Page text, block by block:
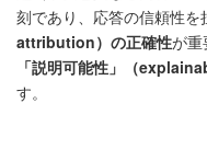
刻であり、応答の信頼性を
attribution）の正確性が重
「説明可能性」（
す。